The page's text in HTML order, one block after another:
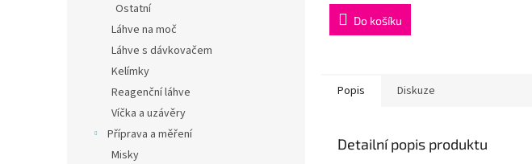
Ostatní
Láhve na moč
Láhve s dávkovačem
Kelímky
Reagenční láhve
Víčka a uzávěry
Příprava a měření
Misky
Do košíku
Popis Diskuze
Detailní popis produktu